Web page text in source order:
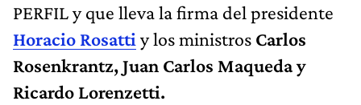
PERFIL y que lleva la firma del presidente
Horacio Rosatti y los ministros Carlos
Rosenkrantz, Juan Carlos Maqueda y
Ricardo Lorenzetti.